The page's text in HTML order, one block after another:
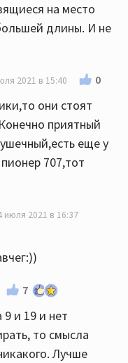
на место
длины. И не
2021 в 15:40 0
они стоят
приятный
еще у
707,тот
июля 2021 в 16:37
7
и 19 и нет
то смысла
Лучше